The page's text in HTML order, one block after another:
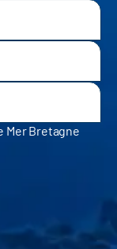
Mer Bretagne